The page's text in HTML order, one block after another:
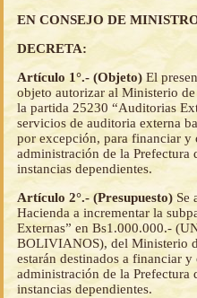
EN CONSEJO DE
DECRETA:
Artículo 1°.- (Objeto) El
objeto autorizar al Ministerio
la partida 25230 “Auditorias
servicios de auditoria externa
por excepción, para financiar y
administración de la Prefectura
instancias dependientes.
Artículo 2°.- (Presupuesto) Se
Hacienda a incrementar la
Externas” en Bs1.000.000.-
BOLIVIANOS), del Ministerio
estarán destinados a financiar
administración de la Prefectura
instancias dependientes.